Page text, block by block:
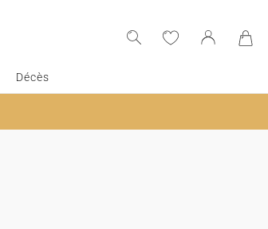
Décès